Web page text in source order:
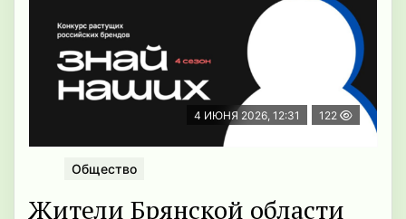
4 ИЮНЯ 2026, 12:31 122
Общество
Жители Брянской области